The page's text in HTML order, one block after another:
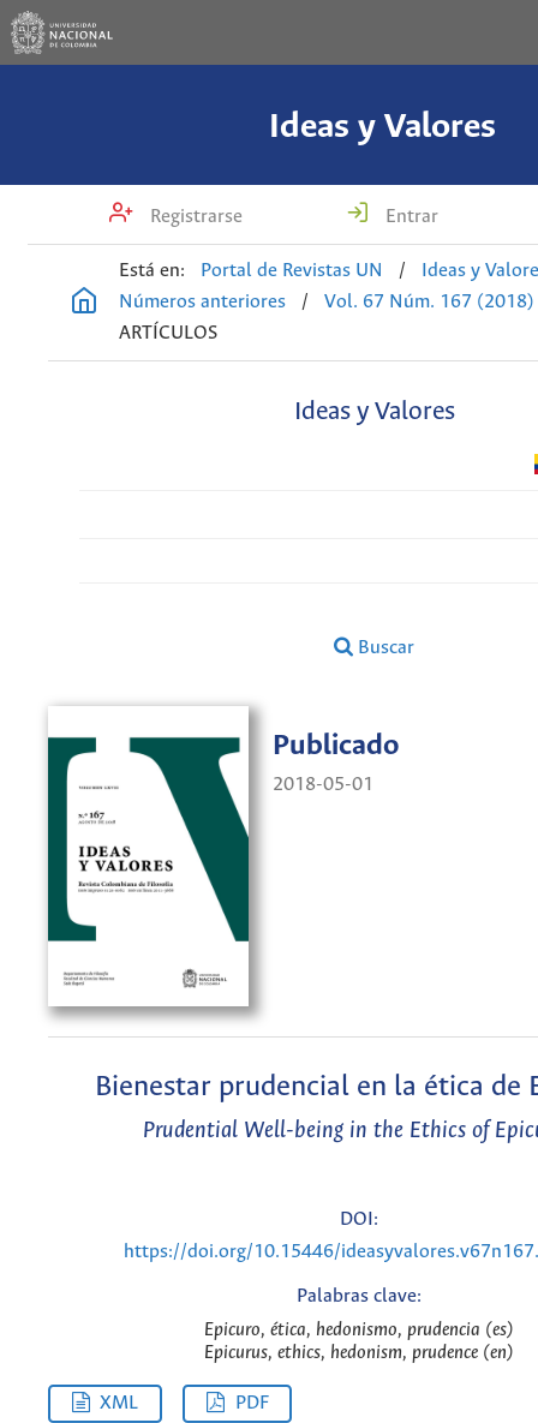
Ideas y Valores
Registrarse Entrar
Está en: Portal de Revistas UN /
Ideas y
Números anteriores
/
Vol. 67 Núm. 167 (2018)
ARTÍCULOS
Ideas y Valores
Buscar
Publicado
2018-05-01
Bienestar prudencial en la ética de
Prudential Well-being in the Ethics of
DOI:
https://doi.org/10.15446/
Palabras clave:
Epicuro, ética, hedonismo, prudencia (es)
Epicurus, ethics, hedonism, prudence (en)
XML PDF